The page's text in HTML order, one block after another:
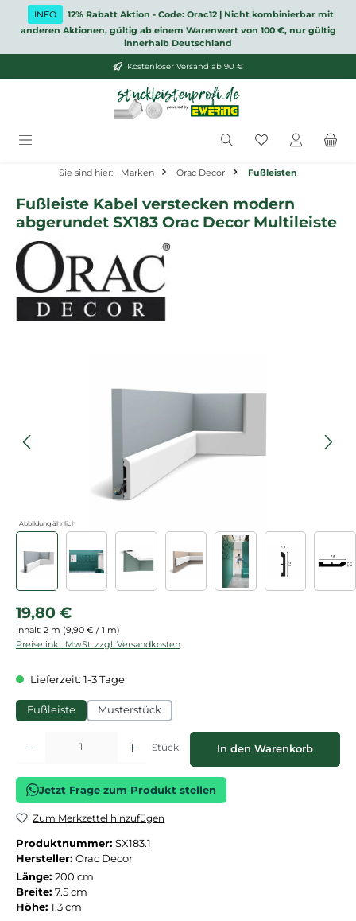
Zum Hauptinhalt springen
INFO
12% Rabatt Aktion - Code: Orac12 | Nicht kombinierbar mit
anderen Aktionen, gültig ab einem Warenwert von 100 €, nur gültig
innerhalb Deutschland
Kostenloser Versand ab 90 €
Du hast 0
Sie sind hier: Marken Orac Decor Fußleisten
Fußleiste Kabel verstecken modern
abgerundet SX183 Orac Decor Multileiste
Abbildung ähnlich
Regulärer Preis:
19,80 €
Inhalt: 2 m (9,90 € / 1 m)
Preise inkl. MwSt. zzgl. Versandkosten
Lieferzeit: 1-3 Tage
Fußleiste Musterstück
Produkt Anzahl: Gib den gewünschten Wert ein oder benutze die
Stück In den Warenkorb
Jetzt Frage zum Produkt stellen
Zum Merkzettel hinzufügen
Produktnummer: SX183.1
Hersteller: Orac Decor
Länge: 200 cm
Breite: 7.5 cm
Höhe: 1.3 cm